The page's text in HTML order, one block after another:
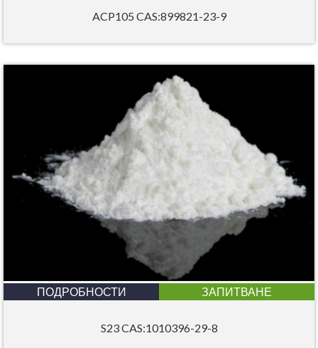
ACP105 CAS:899821-23-9
ПОДРОБНОСТИ ЗАПИТВАНЕ
S23 CAS:1010396-29-8